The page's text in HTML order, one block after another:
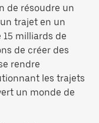
de résoudre un
trajet en un
milliards de
de créer des
rendre
les trajets
un monde de